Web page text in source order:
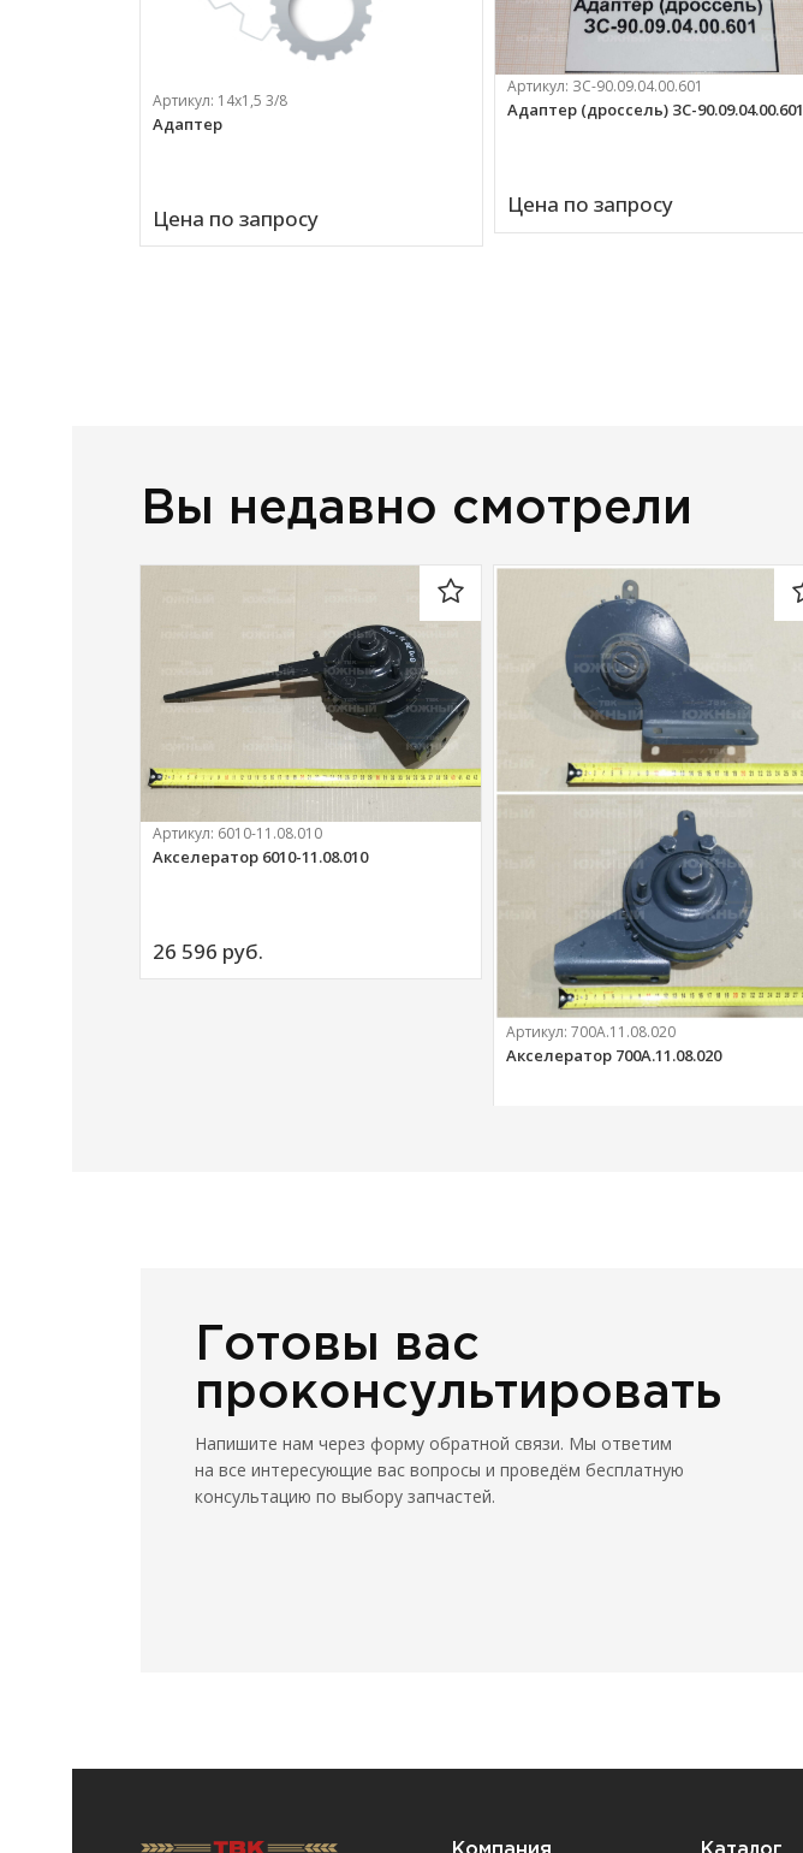
Артикул: 14х1,5 3/8
Адаптер
Цена по запросу
Артикул: ЗС-90.09.04.00.601
Адаптер (дроссель) ЗС-90.09.04.00.601
Цена по запросу
Вы недавно смотрели
Артикул: 6010-11.08.010
Акселератор 6010-11.08.010
26 596 руб.
Артикул:700А.11.08.020
Акселератор 700А.11.08.020
Готовы вас
проконсультировать
Напишите нам через форму обратной связи. Мы ответим
на все интересующие вас вопросы и проведём бесплатную
консультацию по выбору запчастей.